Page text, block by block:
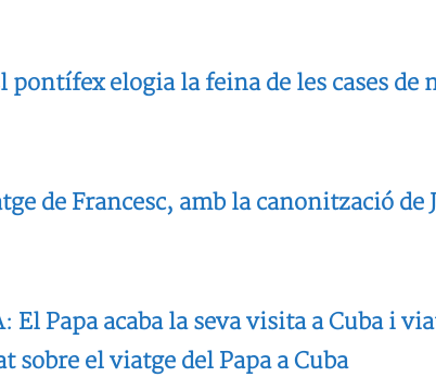
pontífex elogia la feina de les cases de
de Francesc, amb la canonització de
El Papa acaba la seva visita a Cuba i
sobre el viatge del Papa a Cuba